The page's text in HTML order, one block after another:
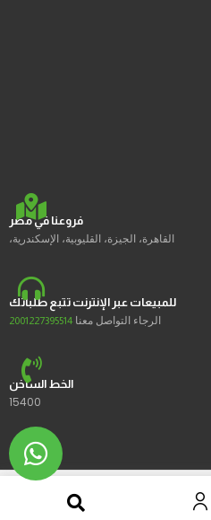
فروعنا في مصر
القاهرة، الجيزة، القليوبية، الإسكندرية،
للمبيعات عبر الإنترنت تتبع طلباتك
الرجاء التواصل معنا 2001227395514
الخط الساخن
15400